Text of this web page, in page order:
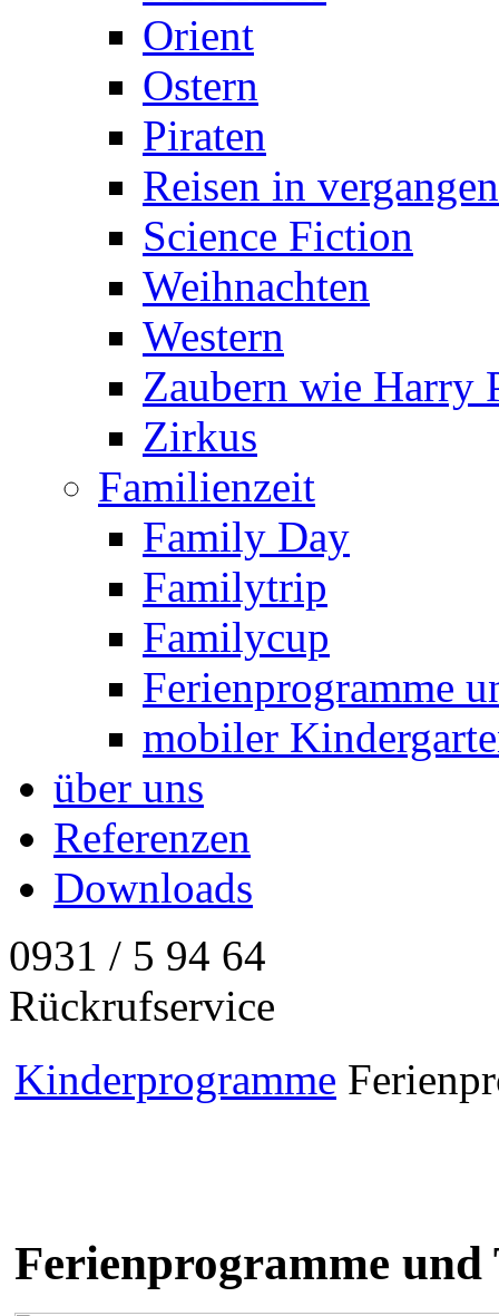
Orient
Ostern
Piraten
Reisen in
Science Fiction
Weihnachten
Western
Zaubern wie Harry
Zirkus
Familienzeit
Family Day
Familytrip
Familycup
Ferienprogramme
mobiler
über uns
Referenzen
Downloads
0931 / 5 94 64
Rückrufservice
Kinderprogramme
Ferienprogramme und